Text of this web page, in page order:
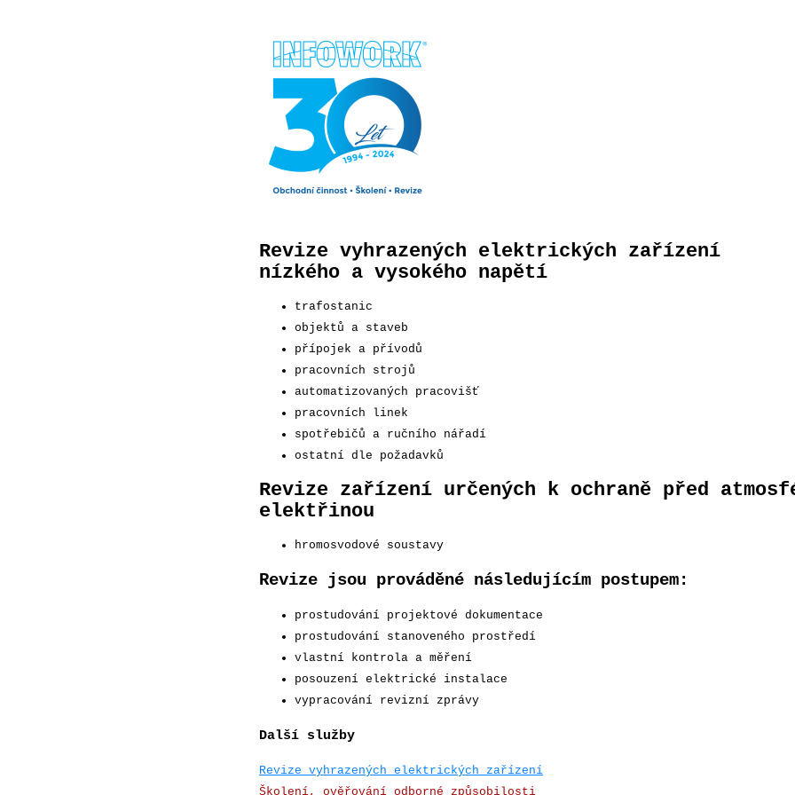
INFOWORK
s.r.o.
Revize vyhrazených elektrických zařízení
nízkého a vysokého napětí
trafostanic
objektů a staveb
přípojek a přívodů
pracovních strojů
automatizovaných pracovišť
pracovních linek
spotřebičů a ručního nářadí
ostatní dle požadavků
Revize zařízení určených k ochraně před
elektřinou
hromosvodové soustavy
Revize jsou prováděné následujícím postupem:
prostudování projektové dokumentace
prostudování stanoveného prostředí
vlastní kontrola a měření
posouzení elektrické instalace
vypracování revizní zprávy
Další služby
Revize vyhrazených elektrických zařízení
Školení, ověřování odborné způsobilosti